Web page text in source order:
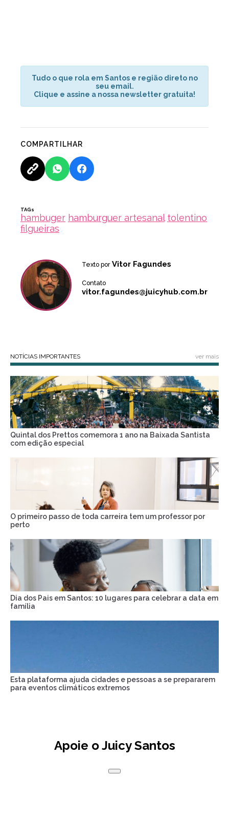
Tudo o que rola em Santos e região direto no
seu email.
Clique e assine a nossa newsletter gratuita!
COMPARTILHAR
TAGs
hambuger hamburguer artesanal tolentino
filgueiras
Texto por Vitor Fagundes
Contato
vitor.fagundes@juicyhub.com.br
NOTÍCIAS IMPORTANTES ver mais
Quintal dos Prettos comemora 1 ano na Baixada Santista
com edição especial
O primeiro passo de toda carreira tem um professor por
perto
Dia dos Pais em Santos: 10 lugares para celebrar a data em
família
Esta plataforma ajuda cidades e pessoas a se prepararem
para eventos climáticos extremos
Apoie o Juicy Santos